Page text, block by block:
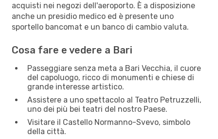
acquisti nei negozi dell'aeroporto. È a disposizione
anche un presidio medico ed è presente uno
sportello bancomat e un banco di cambio valuta.
Cosa fare e vedere a Bari
Passeggiare senza meta a Bari Vecchia, il cuore
del capoluogo, ricco di monumenti e chiese di
grande interesse artistico.
Assistere a uno spettacolo al Teatro Petruzzelli,
uno dei più bei teatri del nostro Paese.
Visitare il Castello Normanno-Svevo, simbolo
della città.